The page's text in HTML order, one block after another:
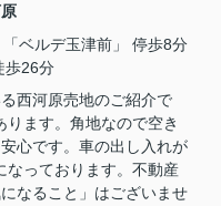
「ベルデ玉津前」 停歩8分
歩26分
西河原売地のご紹介で
ます。角地なので空き
心です。車の出し入れが
なっております。不動産
なること」はございませ